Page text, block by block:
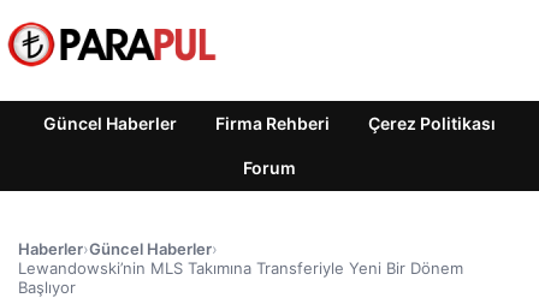
Güncel Haberler Firma Rehberi Çerez Politikası
Forum
Haberler›Güncel Haberler›
Lewandowski’nin MLS Takımına Transferiyle Yeni Bir Dönem
Başlıyor